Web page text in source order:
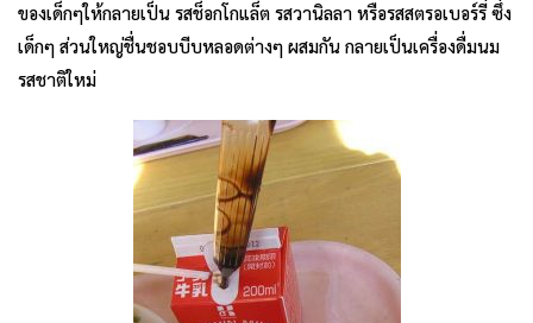
ของเด็กๆให้กลายเป็น รสช็อกโกแล็ต รสวานิลลา หรือรสสตรอเบอร์รี่ ซึ่ง
เด็กๆ ส่วนใหญ่ชื่นชอบบีบหลอดต่างๆ ผสมกัน กลายเป็นเครื่องดื่มนม
รสชาติใหม่